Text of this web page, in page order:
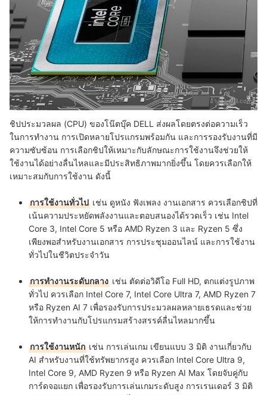
อ้างอิง:dell.com
ชิปประมวลผล (CPU) ของโน๊ตบุ๊ค DELL ส่งผลโดยตรงต่อความเร็ว
ในการทำงาน การเปิดหลายโปรแกรมพร้อมกัน และการรองรับงานที่มี
ความซับซ้อน การเลือกชิปให้เหมาะกับลักษณะการใช้งานจึงช่วยให้
ใช้งานได้อย่างลื่นไหลและมีประสิทธิภาพมากยิ่งขึ้น โดยควรเลือกให้
เหมาะสมกับการใช้งาน ดังนี้
การใช้งานทั่วไป เช่น ดูหนัง ฟังเพลง งานเอกสาร ควรเลือกชิปที่
เน้นความประหยัดพลังงานและตอบสนองได้รวดเร็ว เช่น Intel
Core 3, Intel Core 5 หรือ AMD Ryzen 3 และ Ryzen 5 ซึ่ง
เพียงพอสำหรับงานเอกสาร การประชุมออนไลน์ และการใช้งาน
ทั่วไปในชีวิตประจำวัน
การทำงานระดับกลาง เช่น ตัดต่อวิดีโอ Full HD, ตกแต่งรูปภาพ
ทั่วไป ควรเลือก Intel Core 7, Intel Core Ultra 7, AMD Ryzen 7
หรือ Ryzen AI 7 เพื่อรองรับการประมวลผลหลายเธรดและช่วย
ให้การทำงานกับโปรแกรมสร้างสรรค์ลื่นไหลมากขึ้น
การใช้งานหนัก เช่น การเล่นเกม เขียนแบบ 3 มิติ งานเกี่ยวกับ
AI สำหรับงานที่ใช้ทรัพยากรสูง ควรเลือก Intel Core Ultra 9,
Intel Core 9, AMD Ryzen 9 หรือ Ryzen AI Max โดยจับคู่กับ
การ์ดจอแยก เพื่อรองรับการเล่นเกมระดับสูง การเรนเดอร์ 3 มิติ